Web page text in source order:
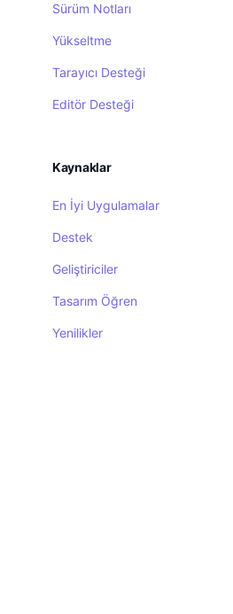
Sürüm Notları
Yükseltme
Tarayıcı Desteği
Editör Desteği
Kaynaklar
En İyi Uygulamalar
Destek
Geliştiriciler
Tasarım Öğren
Yenilikler